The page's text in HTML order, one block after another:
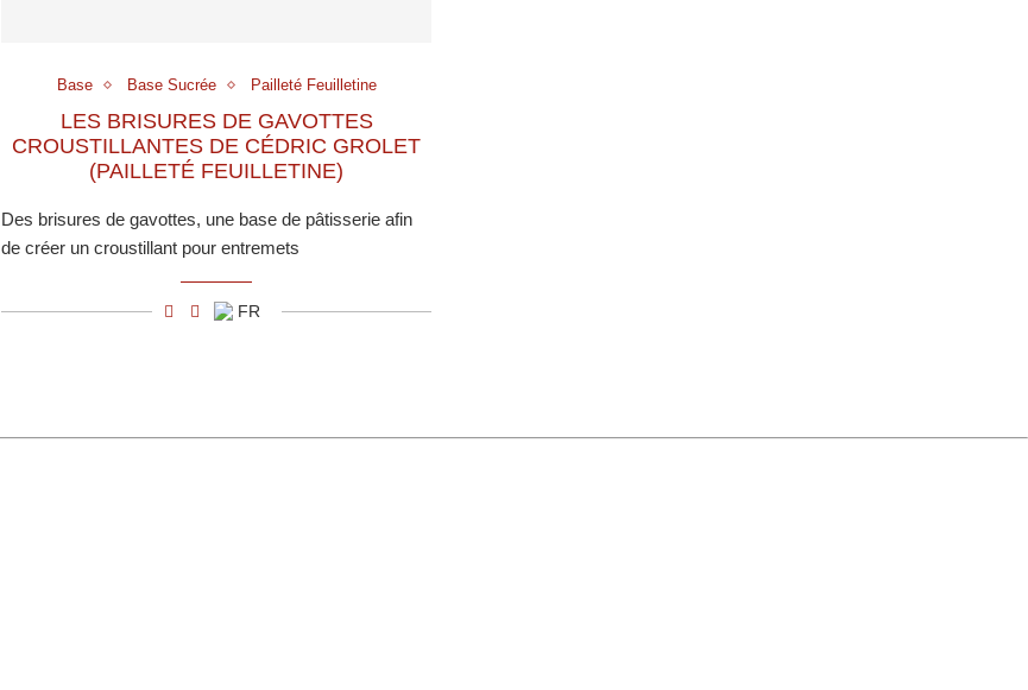
Base Base Sucrée Pailleté Feuilletine
LES BRISURES DE GAVOTTES
CROUSTILLANTES DE CÉDRIC GROLET
(PAILLETÉ FEUILLETINE)
Des brisures de gavottes, une base de pâtisserie afin
de créer un croustillant pour entremets
FR